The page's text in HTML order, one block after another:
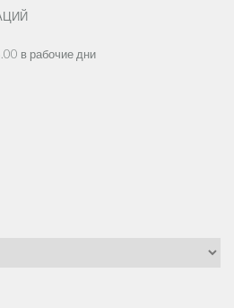
в рабочие дни